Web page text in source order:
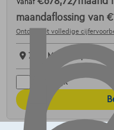
Vanaf
maandaflossing van
Ontdek het volledige
7700 Mouscron,
Vergelijk